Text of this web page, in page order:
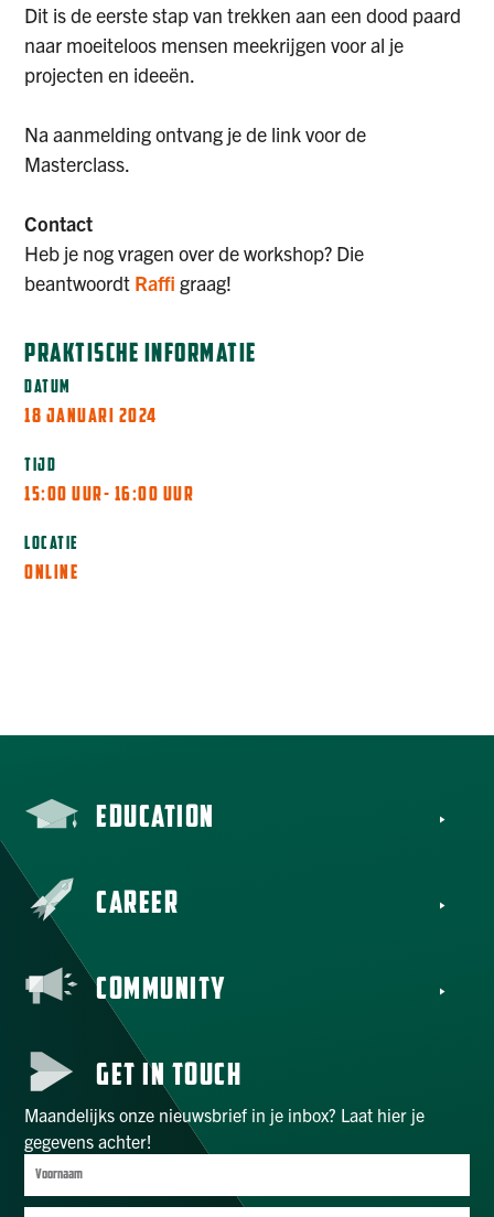
Dit is de eerste stap van trekken aan een dood paard
naar moeiteloos mensen meekrijgen voor al je
projecten en ideeën.
Na aanmelding ontvang je de link voor de
Masterclass.
Contact
Heb je nog vragen over de workshop? Die
beantwoordt Raffi graag!
PRAKTISCHE INFORMATIE
DATUM
18 JANUARI 2024
TIJD
15:00 UUR- 16:00 UUR
LOCATIE
ONLINE
EDUCATION
CAREER
COMMUNITY
GET IN TOUCH
Maandelijks onze nieuwsbrief in je inbox? Laat hier je
gegevens achter!